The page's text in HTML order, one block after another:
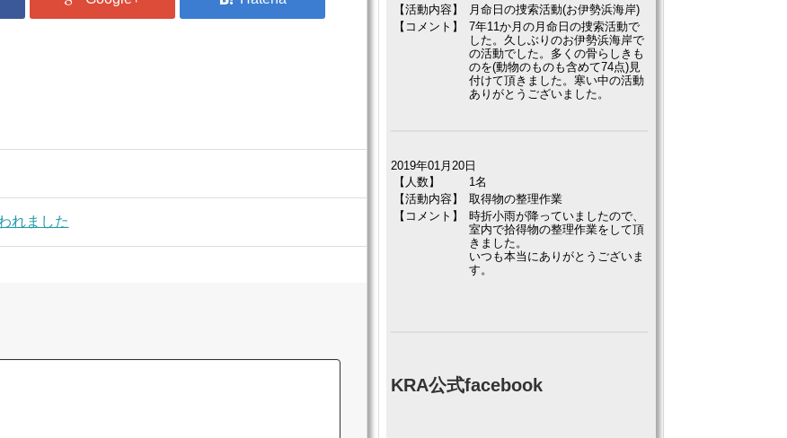
れました
【活動内容】
月命日の捜索活動(お伊勢浜海岸)
【コメント】
7年11か月の月命日の捜索活動で
した。久しぶりのお伊勢浜海岸で
の活動でした。多くの骨らしきも
のを(動物のものも含めて74点)見
付けて頂きました。寒い中の活動
ありがとうございました。
2019年01月20日
【人数】
1名
【活動内容】
取得物の整理作業
【コメント】
時折小雨が降っていましたので、
室内で拾得物の整理作業をして頂
きました。
いつも本当にありがとうございま
す。
KRA公式facebook